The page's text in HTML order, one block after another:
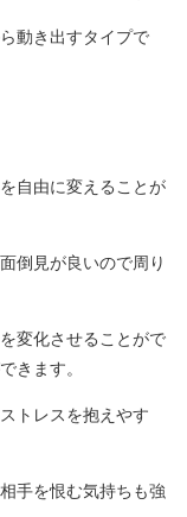
動き出すタイプで
自由に変えることが
倒見が良いので周り
変化させることがで
きます。
トレスを抱えやす
手を恨む気持ちも強